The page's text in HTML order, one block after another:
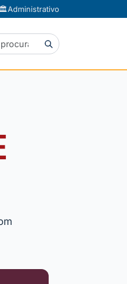
🏛️Administrativo